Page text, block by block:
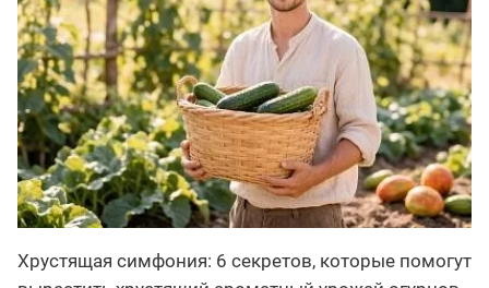
Хрустящая симфония: 6 секретов, которые помогут